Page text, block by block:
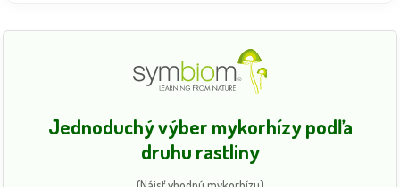
Jednoduchý výber mykorhízy podľa
druhu rastliny